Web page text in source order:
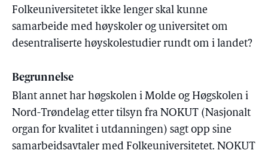
Folkeuniversitetet ikke lenger skal kunne
samarbeide med høyskoler og universitet om
desentraliserte høyskolestudier rundt om i landet?
Begrunnelse
Blant annet har høgskolen i Molde og Høgskolen i
Nord-Trøndelag etter tilsyn fra NOKUT (Nasjonalt
organ for kvalitet i utdanningen) sagt opp sine
samarbeidsavtaler med Folkeuniversitetet. NOKUT